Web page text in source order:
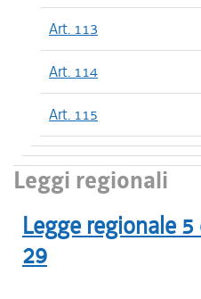
Art. 113
Art. 114
Art. 115
Leggi regionali
Legge regionale 5
29